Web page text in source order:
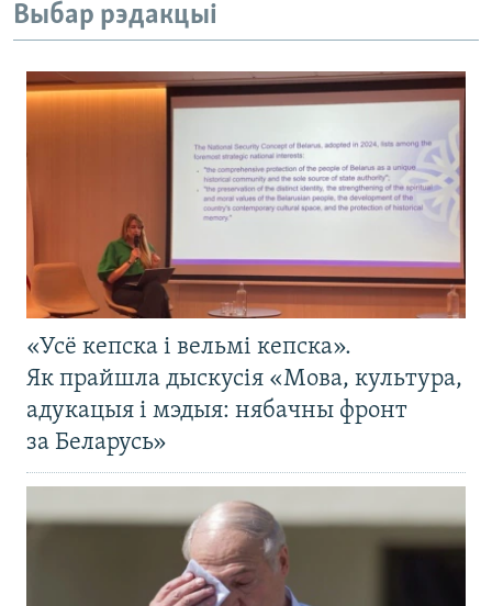
Выбар рэдакцыі
«Усё кепска і вельмі кепска».
Як прайшла дыскусія «Мова, культура,
адукацыя і мэдыя: нябачны фронт
за Беларусь»